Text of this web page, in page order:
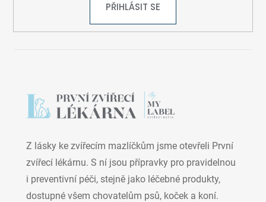
PŘIHLÁSIT SE
Z lásky ke zvířecím mazlíčkům jsme otevřeli První
zvířecí lékárnu. S ní jsou přípravky pro pravidelnou
i preventivní péči, stejně jako léčebné produkty,
dostupné všem chovatelům psů, koček a koní.